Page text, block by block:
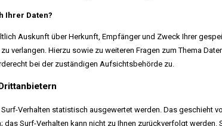
Ihrer Daten?
Auskunft über Herkunft, Empfänger und Zweck Ihrer
verlangen. Hierzu sowie zu weiteren Fragen zum Thema
bei der zuständigen Aufsichtsbehörde zu.
Verhalten statistisch ausgewertet werden. Das geschieht
das Surf-Verhalten kann nicht zu Ihnen zurückverfolgt